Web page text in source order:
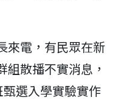
來電，有民眾在新
散播不實消息，
選入學實驗實作